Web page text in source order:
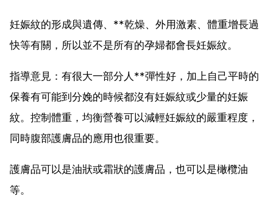
妊娠紋的形成與遺傳、**乾燥、外用激素、體重增長過
快等有關，所以並不是所有的孕婦都會長妊娠紋。
指導意見：有很大一部分人**彈性好，加上自己平時的
保養有可能到分娩的時候都沒有妊娠紋或少量的妊娠
紋。控制體重，均衡營養可以減輕妊娠紋的嚴重程度，
同時腹部護膚品的應用也很重要。
護膚品可以是油狀或霜狀的護膚品，也可以是橄欖油
等。